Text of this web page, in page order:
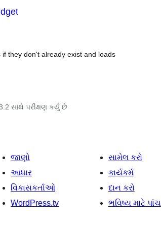
they don't already exist and loads
સાથે પરીક્ષણ કર્યું છે
જાણો
આધાર
વિકાસકર્તાઓ
WordPress.tv
સામેલ કરો
કાર્યકર્મ
દાન કરો
ભવિષ્ય માટે પાંચ